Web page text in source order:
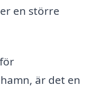
en större
är det en